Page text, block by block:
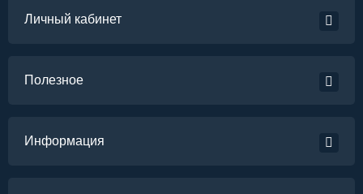
Личный кабинет
Полезное
Информация